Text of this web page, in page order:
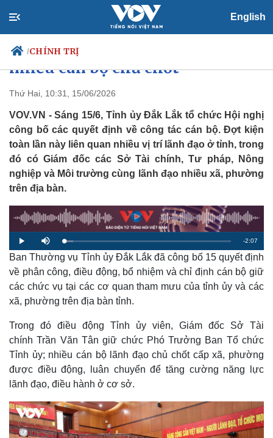
English
/CHÍNH TRỊ
Chính trị
Đảng
Tổ chức nhân sự
Quốc hội
Nhận diện sự thật
Xã hội
Tin 24h
Dự báo thời tiết
Giáo dục
Dấu ấn VOV
Đắk Lắk điều động, bổ nhiệm
nhiều cán bộ chủ chốt
Thứ Hai, 10:31, 15/06/2026
VOV.VN - Sáng 15/6, Tỉnh ủy Đắk Lắk tổ chức Hội nghị
công bố các quyết định về công tác cán bộ. Đợt kiện
toàn lần này liên quan nhiều vị trí lãnh đạo ở tỉnh, trong
đó có Giám đốc các Sở Tài chính, Tư pháp, Nông
nghiệp và Môi trường cùng lãnh đạo nhiều xã, phường
trên địa bàn.
P
l
a
y
M
u
t
e
L
o
a
d
d
5
.
3
0
R
e
m
n
i
-2:07
Ban Thường vụ Tỉnh ủy Đắk Lắk đã công bố 15 quyết định
về phân công, điều động, bổ nhiệm và chỉ định cán bộ giữ
các chức vụ tại các cơ quan tham mưu của tỉnh ủy và các
xã, phường trên địa bàn tỉnh.
Trong đó điều động Tỉnh ủy viên, Giám đốc Sở Tài
chính Trần Văn Tân giữ chức Phó Trưởng Ban Tổ chức
Tỉnh ủy; nhiều cán bộ lãnh đạo chủ chốt cấp xã, phường
được điều động, luân chuyển để tăng cường năng lực
lãnh đạo, điều hành ở cơ sở.